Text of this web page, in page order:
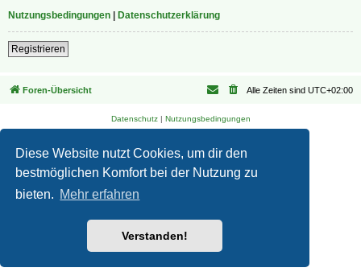
Diese Website nutzt Cookies, um dir den
bestmöglichen Komfort bei der Nutzung zu
bieten. Mehr erfahren
Verstanden!
Nutzungsbedingungen
Datenschutzerklärung
Registrieren
Foren-Übersicht Alle Zeiten sind UTC+02:00
Datenschutz| Nutzungsbedingungen